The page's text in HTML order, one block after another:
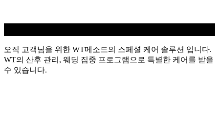
오직 고객님을 위한 WT메소드의 스페셜 케어 솔루션 입니다.
WT의 산후 관리, 웨딩 집중 프로그램으로 특별한 케어를 받을
수 있습니다.